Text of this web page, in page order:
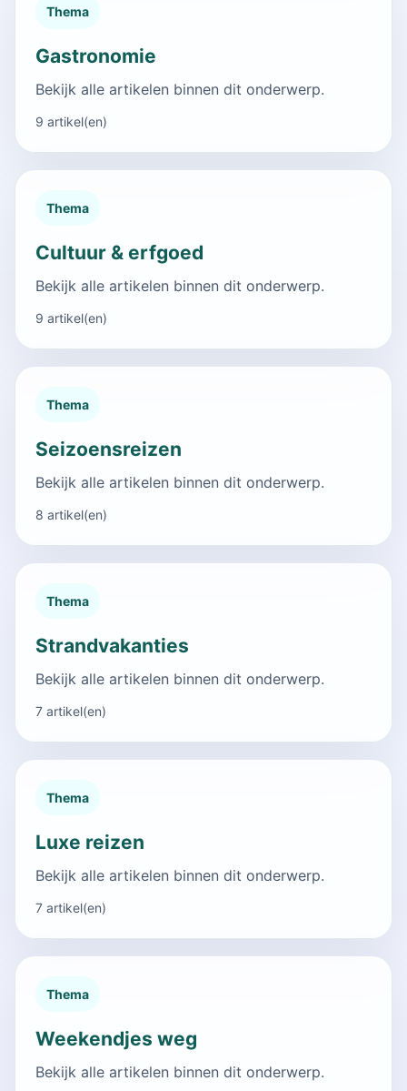
Thema
Gastronomie
Bekijk alle artikelen binnen dit onderwerp.
9 artikel(en)
Thema
Cultuur & erfgoed
Bekijk alle artikelen binnen dit onderwerp.
9 artikel(en)
Thema
Seizoensreizen
Bekijk alle artikelen binnen dit onderwerp.
8 artikel(en)
Thema
Strandvakanties
Bekijk alle artikelen binnen dit onderwerp.
7 artikel(en)
Thema
Luxe reizen
Bekijk alle artikelen binnen dit onderwerp.
7 artikel(en)
Thema
Weekendjes weg
Bekijk alle artikelen binnen dit onderwerp.